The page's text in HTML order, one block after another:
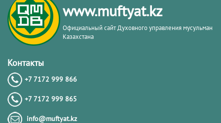
www.muftyat.kz
Официальный сайт Духовного управления мусульман
Казахстана
Контакты
+7 7172 999 866
+7 7172 999 865
info@muftyat.kz